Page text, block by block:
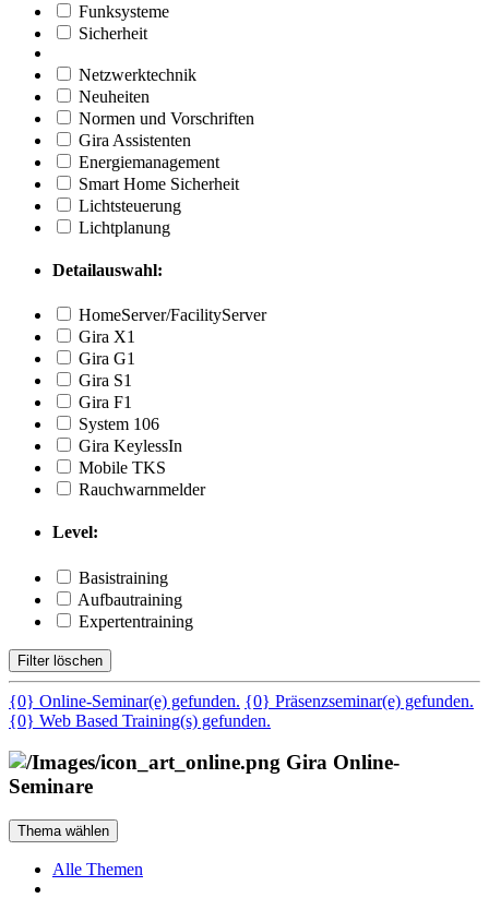
Funksysteme
Sicherheit
Netzwerktechnik
Neuheiten
Normen und Vorschriften
Gira Assistenten
Energiemanagement
Smart Home Sicherheit
Lichtsteuerung
Lichtplanung
Detailauswahl:
HomeServer/FacilityServer
Gira X1
Gira G1
Gira S1
Gira F1
System 106
Gira KeylessIn
Mobile TKS
Rauchwarnmelder
Level:
Basistraining
Aufbautraining
Expertentraining
Filter löschen
{0} Online-Seminar(e) gefunden. {0} Präsenzseminar(e) gefunden.
{0} Web Based Training(s) gefunden.
Gira Online-
Seminare
Thema wählen
Alle Themen